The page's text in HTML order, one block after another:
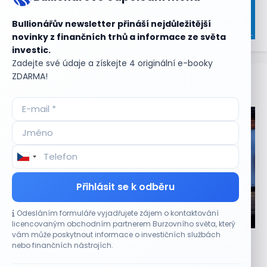
Bullionářův newsletter přináší nejdůležitější
novinky z finančních trhů a informace ze světa
investic.
Zadejte své údaje a získejte 4 originální e-booky
ZDARMA!
Přihlásit se k odběru
Odesláním formuláře vyjadřujete zájem o kontaktování
licencovaným obchodním partnerem Burzovního světa, který
vám může poskytnout informace o investičních službách
nebo finančních nástrojích.
Aktuální
CO HÝBE TRHEM
Jalapeňová kauza tlačí akcie Chipotle níž.
Analytici ale zůstávají klidní